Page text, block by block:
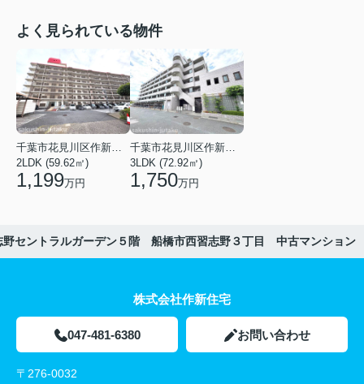
よく見られている物件
千葉市花見川区作新台６丁目
2LDK (59.62㎡)
1,199万円
千葉市花見川区作新台４丁目
3LDK (72.92㎡)
1,750万円
野セントラルガーデン５階 船橋市西習志野３丁目 中古マンション
株式会社作新住宅
047-481-6380 お問い合わせ
〒276-0032